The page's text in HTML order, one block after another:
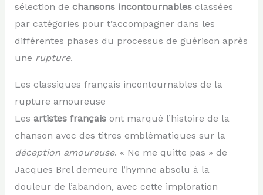
sélection de chansons incontournablesclassées
par catégories pour t’accompagner dans les
différentes phases du processus de guérison après
une rupture.
Les classiques français incontournables de la
rupture amoureuse
Les artistes françaisont marqué l’histoire de la
chanson avec des titres emblématiques sur la
déception amoureuse. « Ne me quitte pas » de
Jacques Brel demeure l’hymne absolu à la
douleur de l’abandon, avec cette imploration